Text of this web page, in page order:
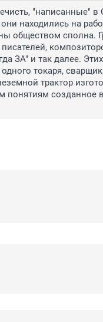
"написанные" в
находились на
обществом сполна.
ЗА" и так далее.
токаря,
трактор
созданное